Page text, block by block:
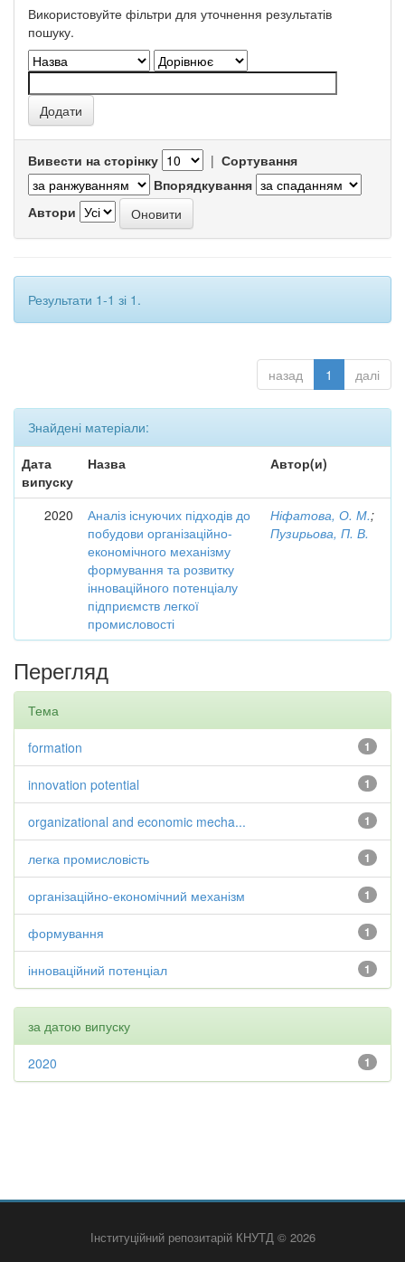
Використовуйте фільтри для уточнення результатів
пошуку.
Вивести на сторінку | Сортування
Впорядкування
Автори
Результати 1-1 зі 1.
назад 1 далі
Знайдені матеріали:
Дата
випуску
Назва Автор(и)
2020
Аналіз існуючих підходів до
побудови організаційно-
економічного механізму
формування та розвитку
інноваційного потенціалу
підприємств легкої
промисловості
Ніфатова, О. М.;
Пузирьова, П. В.
Перегляд
Тема
1
formation
1
innovation potential
1
organizational and economic mecha...
1
легка промисловість
1
організаційно-економічний механізм
1
формування
1
інноваційний потенціал
за датою випуску
1
2020
Інституційний репозитарій КНУТД © 2026